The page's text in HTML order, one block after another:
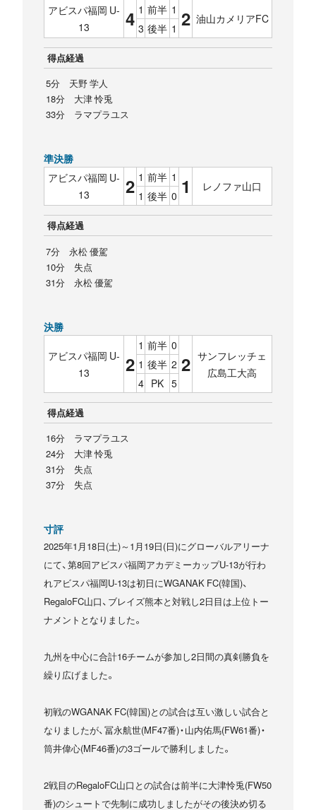
アビスパ福岡 U-
13
4 1 前半 1 2 油山カメリアFC
3 後半 1
得点経過
5分 天野 学人
18分 大津 怜兎
33分 ラマプラユス
準決勝
アビスパ福岡 U-
13
2 1 前半 1 1 レノファ山口
1 後半 0
得点経過
7分 永松 優駕
10分 失点
31分 永松 優駕
決勝
アビスパ福岡 U-
13
2
1 前半 0
2 サンフレッチェ
広島工大高
1 後半 2
4 PK 5
得点経過
16分 ラマプラユス
24分 大津 怜兎
31分 失点
37分 失点
寸評
2025年1月18日(土)～1月19日(日)にグローバルアリーナ
にて、第8回アビスパ福岡アカデミーカップU-13が行わ
れアビスパ福岡U-13は初日にWGANAK FC(韓国)、
RegaloFC山口、ブレイズ熊本と対戦し2日目は上位トー
ナメントとなりました。
九州を中心に合計16チームが参加し2日間の真剣勝負を
繰り広げました。
初戦のWGANAK FC(韓国)との試合は互い激しい試合と
なりましたが、冨永航世(MF47番)・山内佑馬(FW61番)・
筒井偉心(MF46番)の3ゴールで勝利しました。
2戦目のRegaloFC山口との試合は前半に大津怜兎(FW50
番)のシュートで先制に成功しましたがその後決め切る